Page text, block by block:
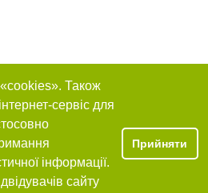
Також
сервіс для
інформації.
сайту
Прийняти